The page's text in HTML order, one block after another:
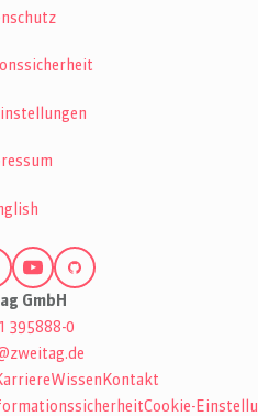
GmbH
395888-0
Wissen Kontakt
Cookie-